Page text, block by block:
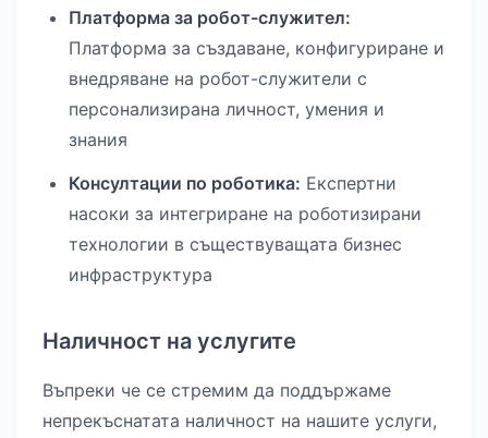
Платформа за робот-служител:
Платформа за създаване, конфигуриране и
внедряване на робот-служители с
персонализирана личност, умения и
знания
Консултации по роботика: Експертни
насоки за интегриране на роботизирани
технологии в съществуващата бизнес
инфраструктура
Наличност на услугите
Въпреки че се стремим да поддържаме
непрекъснатата наличност на нашите услуги,